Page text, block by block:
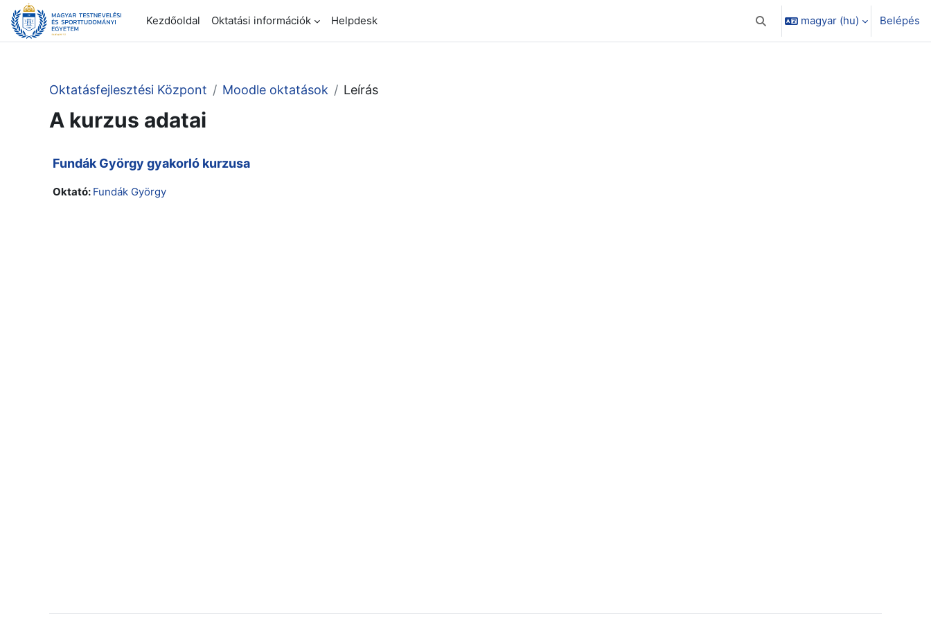
Tovább a fő tartalomhoz
Kezdőoldal
Oktatási információk Helpdesk Keresési bemeneti adatok váltása
magyar ‎(hu)‎ Belépés
Oktatásfejlesztési Központ Moodle oktatások Leírás
A kurzus adatai
Fundák György gyakorló kurzusa
Oktató: Fundák György